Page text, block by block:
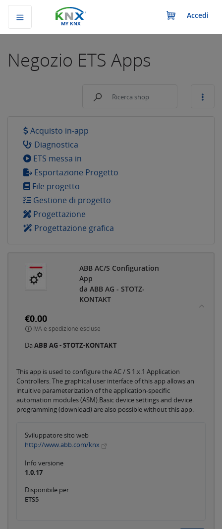
MY KNX
Accedi
Negozio ETS Apps
Acquisto in-app
Diagnostica
ETS messa in
Esportazione Progetto
File progetto
Gestione di progetto
Progettazione
Progettazione grafica
ABB AC/S Configuration
App
da ABB AG - STOTZ-
KONTAKT
€0.00
IVA e spedizione escluse
Da ABB AG - STOTZ-KONTAKT
This app is used to configure the AC / S 1.x.1 Application
Controllers. The graphical user interface of this app allows an
intuitive parameterization of the application-specific
automation modules (ASM).Basic device settings and device
programming (download) are also possible without this app.
Sviluppatore sito web
http://www.abb.com/knx
Info versione
1.0.17
Disponibile per
ETS5